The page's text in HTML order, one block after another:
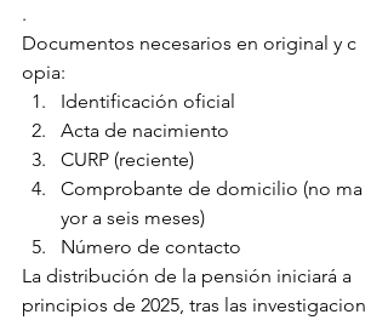
.
Documentos necesarios en original y c
opia:
Identificación oficial
Acta de nacimiento
CURP (reciente)
Comprobante de domicilio (no ma
yor a seis meses)
Número de contacto
La distribución de la pensión iniciará a
principios de 2025, tras las investigacion